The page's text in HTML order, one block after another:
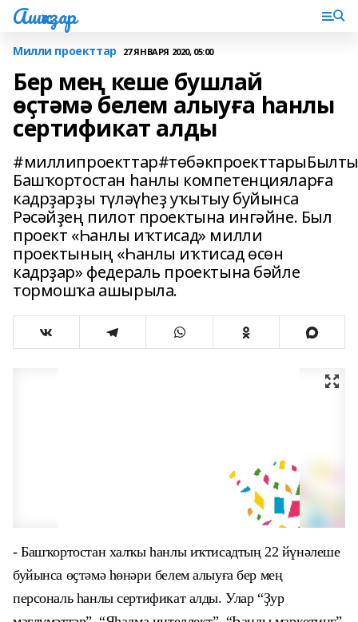
Ашҡаҙар
Милли проекттар 27 ЯНВАРЯ 2020, 05:00
Бер мең кеше бушлай
өҫтәмә белем алыуға һанлы
сертификат алды
Башҡортостан һанлы компетенцияларға
кадрҙарҙы түләүһеҙ уҡытыу буйынса
Рәсәйҙең пилот проектына ингәйне. Был
проект «Һанлы иҡтисад» милли
проектының «Һанлы иҡтисад өсөн
кадрҙар» федераль проектына бәйле
тормошҡа ашырыла.
- Башҡортостан халҡы һанлы иҡтисадтың22 йүнәлеше
буйынса өҫтәмә һөнәри белем алыуға бер мең
персональ һанлы сертификат алды. Улар “Ҙур